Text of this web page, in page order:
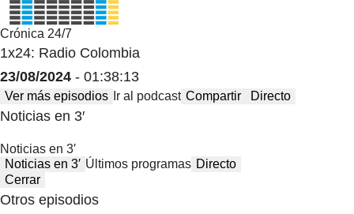
Crónica 24/7
1x24: Radio Colombia
23/08/2024 - 01:38:13
Ver más episodios Ir al podcast Compartir Directo
Noticias en 3′
Noticias en 3′
Noticias en 3′ Últimos programas Directo
Cerrar
Otros episodios